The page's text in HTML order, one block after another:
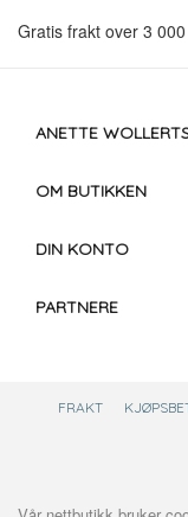
Gratis frakt over 3
ANETTE
OM BUTIKKEN
DIN KONTO
PARTNERE
FRAKT